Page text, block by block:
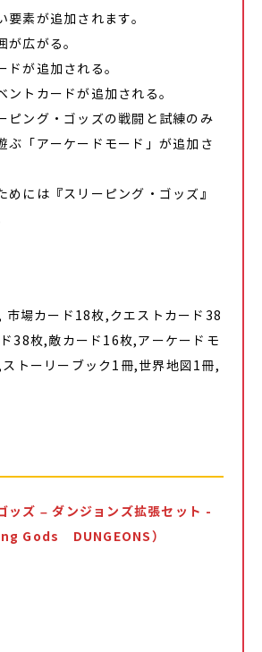
要素が追加されます。
が広がる。
ドが追加される。
ントカードが追加される。
ピング・ゴッズの戦闘と試練のみ
ぶ「アーケードモード」が追加さ
には『スリーピング・ゴッズ』
市場カード18枚,クエストカード38
38枚,敵カード16枚,アーケードモ
トーリーブック1冊,世界地図1冊,
ッズ – ダンジョンズ拡張セット -
Gods DUNGEONS）